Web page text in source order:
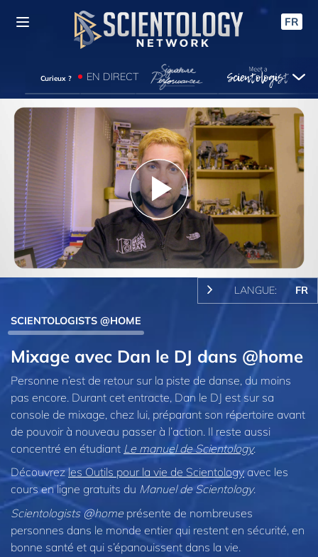
FR
Curieux ? EN DIRECT
Play
Video
LANGUE: FR
SCIENTOLOGISTS @HOME
Mixage avec Dan le DJ dans @home
Personne n’est de retour sur la piste de danse, du moins
pas encore. Durant cet entracte, Dan le DJ est sur sa
console de mixage, chez lui, préparant son répertoire avant
de pouvoir à nouveau passer à l’action. Il reste aussi
concentré en étudiant Le manuel de Scientology.
Découvrezles Outils pour la vie de Scientologyavec les
cours en ligne gratuits du Manuel de Scientology.
Scientologists @home présente de nombreuses
personnes dans le monde entier qui restent en sécurité, en
bonne santé et qui s’épanouissent dans la vie.